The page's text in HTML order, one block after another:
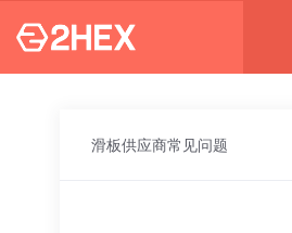
滑板供应商常见问题